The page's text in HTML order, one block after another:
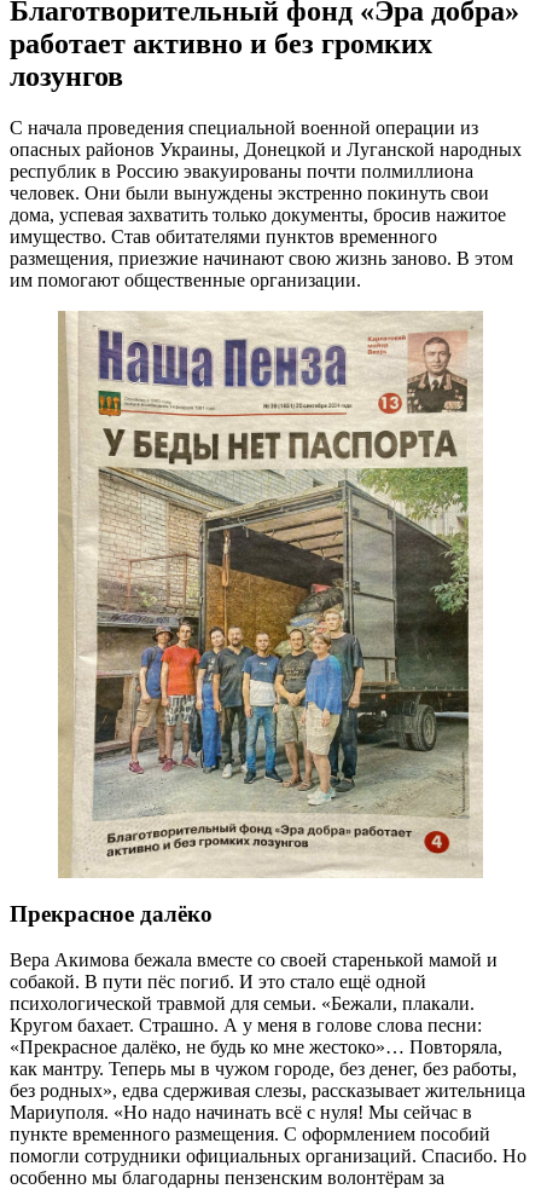
Благотворительный фонд «Эра добра»
работает активно и без громких
лозунгов
С начала проведения специальной военной операции из
опасных районов Украины, Донецкой и Луганской народных
республик в Россию эвакуированы почти полмиллиона
человек. Они были вынуждены экстренно покинуть свои
дома, успевая захватить только документы, бросив нажитое
имущество. Став обитателями пунктов временного
размещения, приезжие начинают свою жизнь заново. В этом
им помогают общественные организации.
Прекрасное далёко
Вера Акимова бежала вместе со своей старенькой мамой и
собакой. В пути пёс погиб. И это стало ещё одной
психологической травмой для семьи. «Бежали, плакали.
Кругом бахает. Страшно. А у меня в голове слова песни:
«Прекрасное далёко, не будь ко мне жестоко»… Повторяла,
как мантру. Теперь мы в чужом городе, без денег, без работы,
без родных», едва сдерживая слезы, рассказывает жительница
Мариуполя. «Но надо начинать всё с нуля! Мы сейчас в
пункте временного размещения. С оформлением пособий
помогли сотрудники официальных организаций. Спасибо. Но
особенно мы благодарны пензенским волонтёрам за